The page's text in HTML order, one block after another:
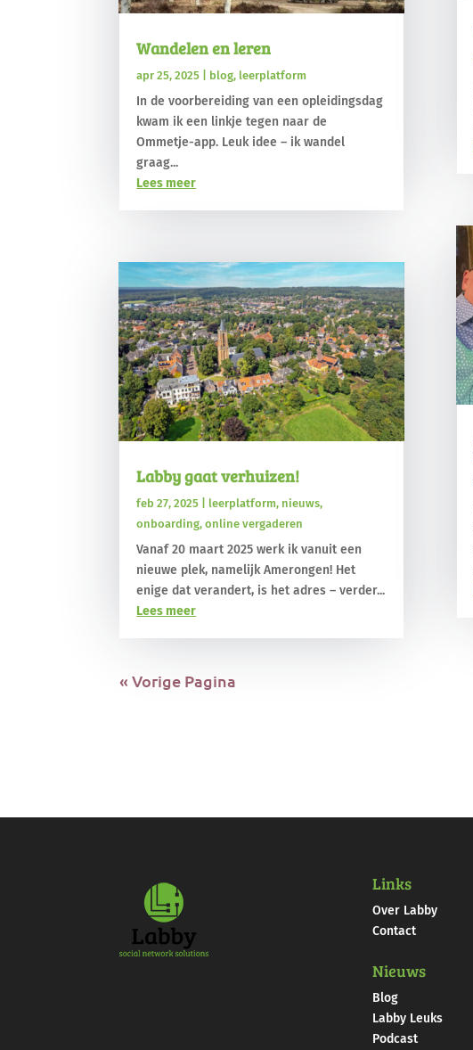
Wandelen en leren
apr 25, 2025 blog, leerplatform
In de voorbereiding van een opleidingsdag
kwam ik een linkje tegen naar de
Ommetje-app. Leuk idee – ik wandel
graag...
Lees meer
Labby gaat verhuizen!
feb 27, 2025 leerplatform, nieuws,
onboarding,online vergaderen
Vanaf 20 maart 2025 werk ik vanuit een
nieuwe plek, namelijk Amerongen! Het
enige dat verandert, is het adres – verder...
Lees meer
« Vorige Pagina
Links
Over Labby
Contact
Nieuws
Blog
Labby Leuks
Podcast